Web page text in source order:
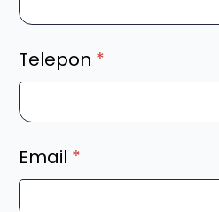
Telepon *
Email *